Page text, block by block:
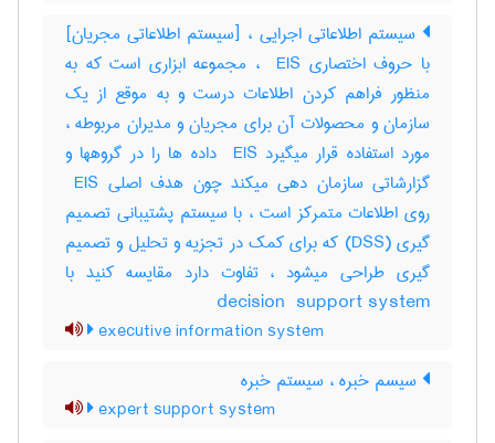
سیستم اطلاعاتی اجرایی ، [سیستم اطلاعاتی مجریان]
با حروف اختصاری ‎ EIS ، مجموعه ابزاری است که به
منظور فراهم کردن اطلاعات درست و به موقع از یک
سازمان و محصولات آن برای مجریان و مدیران مربوطه ،
مورد استفاده قرار میگیرد ‎ EIS داده ها را در گروهها و
گزارشاتی سازمان دهی میکند چون هدف اصلی ‎ EIS
روی اطلاعات متمرکز است ، با سیستم پشتیبانی تصمیم
گیری (‎DSS) که برای کمک در تجزیه و تحلیل و تصمیم
گیری طراحی میشود ، تفاوت دارد مقایسه کنید با
‎decision ‎ support system
executive information system
سیسم خبره ، سیستم خبره
expert support system